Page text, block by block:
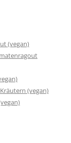
(vegan)
(vegan)